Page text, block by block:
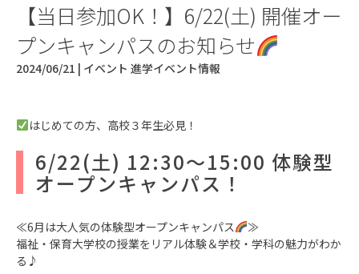
【当日参加OK！】6/22(土) 開催オー
プンキャンパスのお知らせ
2024/06/21 | イベント 進学イベント情報
はじめての方、高校３年生必見！
6/22(土) 12:30～15:00 体験型
オープンキャンパス！
≪6月は大人気の体験型オープンキャンパス
≫
福祉・保育大学校の授業をリアル体験＆学校・学科の魅力がわか
る♪